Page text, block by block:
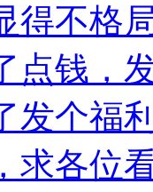
得不格
点钱，
发个福
求各位